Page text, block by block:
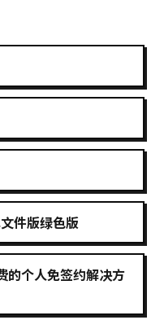
件版绿色版
的个人免签约解决方